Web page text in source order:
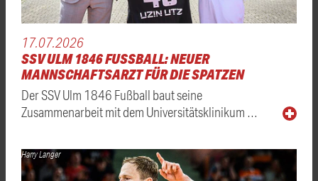
17.07.2026
SSV ULM 1846 FUSSBALL: NEUER M
ANNSCHAFTSARZT FÜR DIE SPATZEN
Der SSV Ulm 1846 Fußball baut seine
Zusammenarbeit mit dem Universitätsklinikum …
Harry Langer